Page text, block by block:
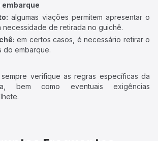
embarque
algumas viações permitem apresentar o
necessidade de retirada no guichê.
em certos casos, é necessário retirar o
do embarque.
sempre verifique as regras específicas da
bem como eventuais exigências